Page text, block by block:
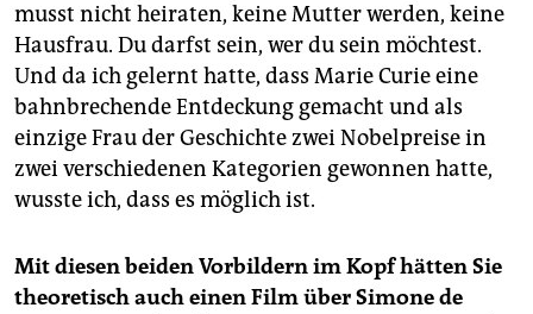
musst nicht heiraten, keine Mutter werden, keine
Hausfrau. Du darfst sein, wer du sein möchtest.
Und da ich gelernt hatte, dass Marie ­Curie eine
bahnbrechende Entdeckung gemacht und als
einzige Frau der Geschichte zwei Nobelpreise in
zwei verschiedenen Kategorien gewonnen hatte,
wusste ich, dass es möglich ist.
Mit diesen beiden Vorbildern im Kopf hätten Sie
theoretisch auch einen Film über Simone de